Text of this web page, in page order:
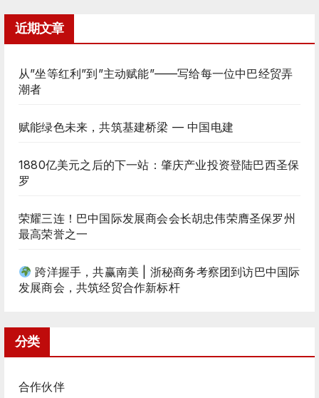
近期文章
从”坐等红利”到”主动赋能”——写给每一位中巴经贸弄
潮者
赋能绿色未来，共筑基建桥梁 — 中国电建
1880亿美元之后的下一站：肇庆产业投资登陆巴西圣保
罗
荣耀三连！巴中国际发展商会会长胡忠伟荣膺圣保罗州
最高荣誉之一
跨洋握手，共赢南美 | 浙秘商务考察团到访巴中国际
发展商会，共筑经贸合作新标杆
分类
合作伙伴